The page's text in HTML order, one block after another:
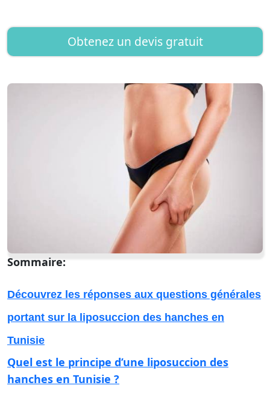
Obtenez un devis gratuit
Sommaire:
Découvrez les réponses aux questions générales
portant sur la liposuccion des hanches en
Tunisie
Quel est le principe d’une liposuccion des
hanches en Tunisie ?